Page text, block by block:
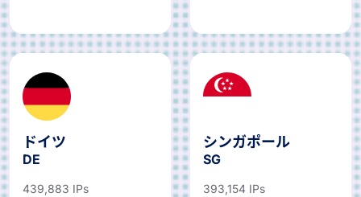
ドイツ
DE
439,883 IPs
シンガポール
SG
393,154 IPs